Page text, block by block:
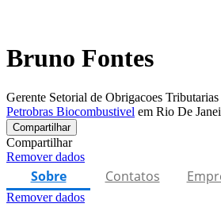
Bruno Fontes
Gerente Setorial de Obrigacoes
Petrobras Biocombustivel em Rio De
Compartilhar
Compartilhar
Remover dados
Sobre Contatos
Remover dados